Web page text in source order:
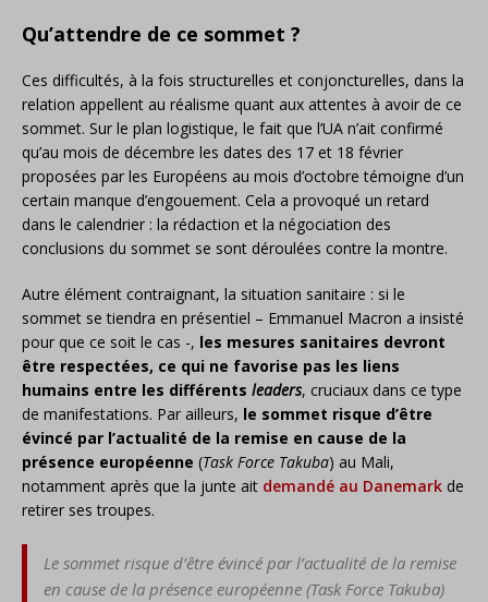
Qu’attendre de ce sommet ?
Ces difficultés, à la fois structurelles et conjoncturelles, dans la
relation appellent au réalisme quant aux attentes à avoir de ce
sommet. Sur le plan logistique, le fait que l’UA n’ait confirmé
qu’au mois de décembre les dates des 17 et 18 février
proposées par les Européens au mois d’octobre témoigne d’un
certain manque d’engouement. Cela a provoqué un retard
dans le calendrier : la rédaction et la négociation des
conclusions du sommet se sont déroulées contre la montre.
Autre élément contraignant, la situation sanitaire : si le
sommet se tiendra en présentiel – Emmanuel Macron a insisté
pour que ce soit le cas -, les mesures sanitaires devront
être respectées, ce qui ne favorise pas les liens
humains entre les différents leaders, cruciaux dans ce type
de manifestations. Par ailleurs, le sommet risque d’être
évincé par l’actualité de la remise en cause de la
présence européenne (Task Force Takuba) au Mali,
notamment après que la junte ait demandé au Danemark de
retirer ses troupes.
Le sommet risque d’être évincé par l’actualité de la remise
en cause de la présence européenne (Task Force Takuba)